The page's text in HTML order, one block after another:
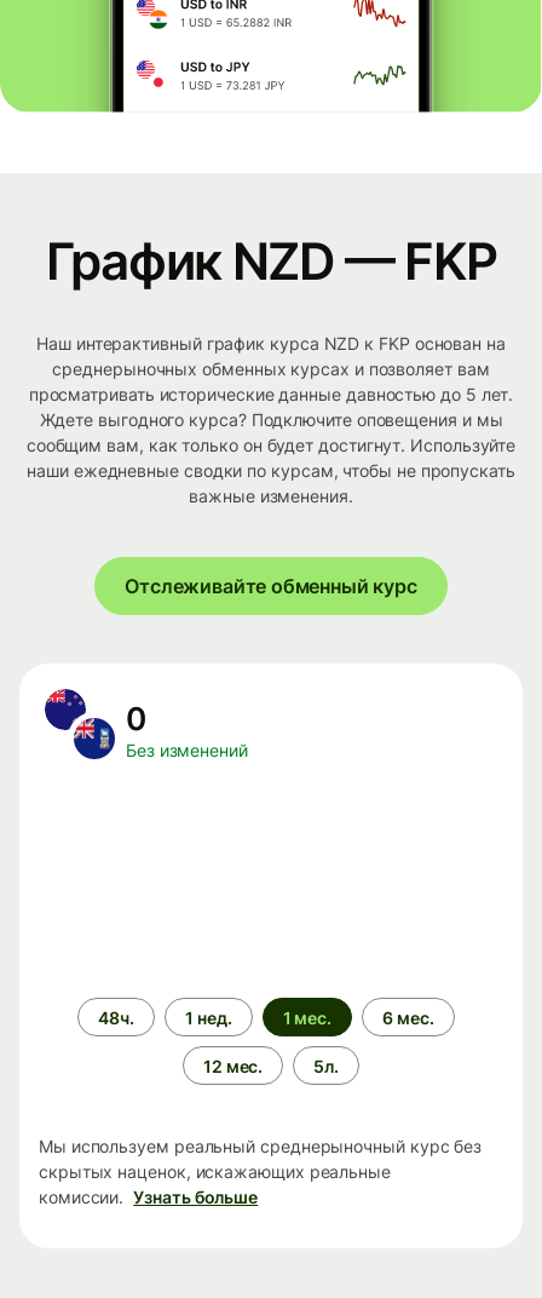
График NZD — FKP
Наш интерактивный график курса NZD к FKP основан на
среднерыночных обменных курсах и позволяет вам
просматривать исторические данные давностью до 5 лет.
Ждете выгодного курса? Подключите оповещения и мы
сообщим вам, как только он будет достигнут. Используйте
наши ежедневные сводки по курсам, чтобы не пропускать
важные изменения.
Отслеживайте обменный курс
0
Без изменений
Период
времени
48ч. 1 нед. 1 мес. 6 мес.
12 мес. 5л.
Мы используем реальный среднерыночный курс без
скрытых наценок, искажающих реальные
комиссии. Узнать больше